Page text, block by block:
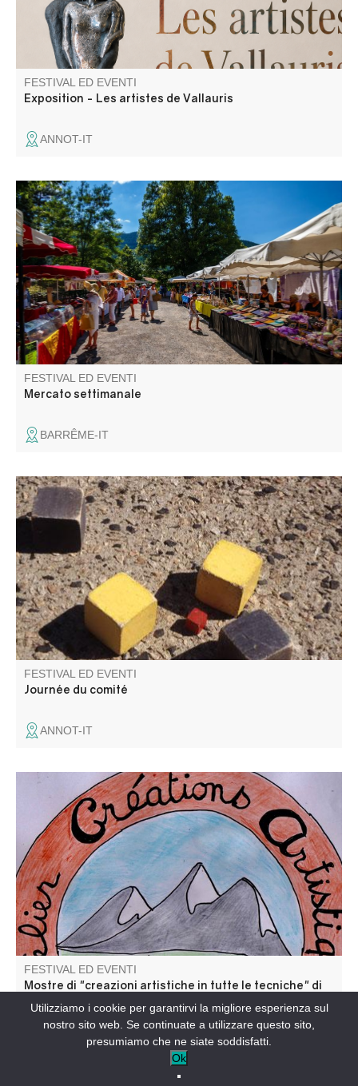
FESTIVAL ED EVENTI
Exposition - Les artistes de Vallauris
ANNOT-IT
Il mercato settimanale di Barrême si svolge il lunedì
mattina nella piazza della chiesa.
FESTIVAL ED EVENTI
Mercato settimanale
BARRÊME-IT
Venite a godervi la giornata del Comitato del Festival e
partecipate alla gara di bocce sul campo di bocce. Bar e
musica per tutto il giorno.
FESTIVAL ED EVENTI
Journée du comité
ANNOT-IT
Venite ad ammirare le creazioni degli artisti del laboratorio
Haut Verdon. Tema: "Danza e musica!
FESTIVAL ED EVENTI
Mostre di "creazioni artistiche in tutte le tecniche" di
BEAUVEZER-IT
Utilizziamo i cookie per garantirvi la migliore esperienza sul
nostro sito web. Se continuate a utilizzare questo sito,
presumiamo che ne siate soddisfatti.
Ok